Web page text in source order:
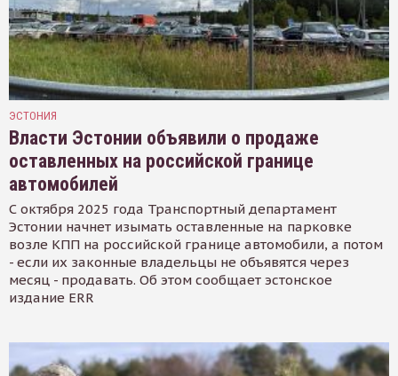
ЭСТОНИЯ
Власти Эстонии объявили о продаже
оставленных на российской границе
автомобилей
С октября 2025 года Транспортный департамент
Эстонии начнет изымать оставленные на парковке
возле КПП на российской границе автомобили, а потом
- если их законные владельцы не объявятся через
месяц - продавать. Об этом сообщает эстонское
издание ERR